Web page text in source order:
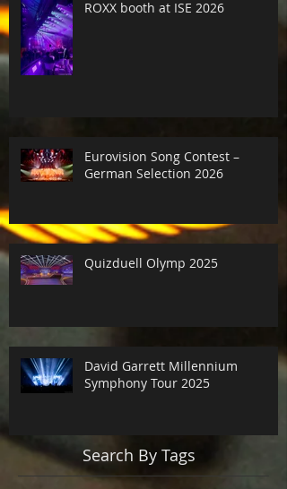
ROXX booth at ISE 2026
Eurovision Song Contest –
German Selection 2026
Quizduell Olymp 2025
David Garrett Millennium
Symphony Tour 2025
Search By Tags